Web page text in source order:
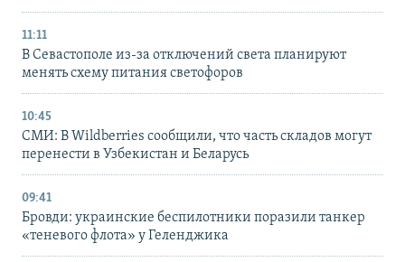
11:11
В Севастополе из-за отключений света планируют
менять схему питания светофоров
10:45
СМИ: В Wildberries сообщили, что часть складов могут
перенести в Узбекистан и Беларусь
09:41
Бровди: украинские беспилотники поразили танкер
«теневого флота» у Геленджика